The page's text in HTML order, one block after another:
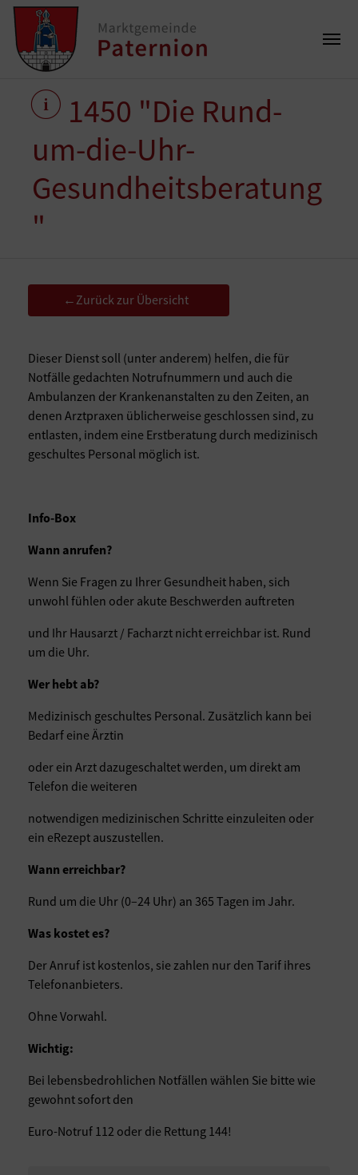
1450 "Die Rund-
um-die-Uhr-
Gesundheitsberatung
"
← Zurück zur Übersicht
Dieser Dienst soll (unter anderem) helfen, die für
Notfälle gedachten Notrufnummern und auch die
Ambulanzen der Krankenanstalten zu den Zeiten, an
denen Arztpraxen üblicherweise geschlossen sind, zu
entlasten, indem eine Erstberatung durch medizinisch
geschultes Personal möglich ist.
Info-Box
Wann anrufen?
Wenn Sie Fragen zu Ihrer Gesundheit haben, sich
unwohl fühlen oder akute Beschwerden auftreten
und Ihr Hausarzt / Facharzt nicht erreichbar ist. Rund
um die Uhr.
Wer hebt ab?
Medizinisch geschultes Personal. Zusätzlich kann bei
Bedarf eine Ärztin
oder ein Arzt dazugeschaltet werden, um direkt am
Telefon die weiteren
notwendigen medizinischen Schritte einzuleiten oder
ein eRezept auszustellen.
Wann erreichbar?
Rund um die Uhr (0–24 Uhr) an 365 Tagen im Jahr.
Was kostet es?
Der Anruf ist kostenlos, sie zahlen nur den Tarif ihres
Telefonanbieters.
Ohne Vorwahl.
Wichtig:
Bei lebensbedrohlichen Notfällen wählen Sie bitte wie
gewohnt sofort den
Euro-Notruf 112 oder die Rettung 144!